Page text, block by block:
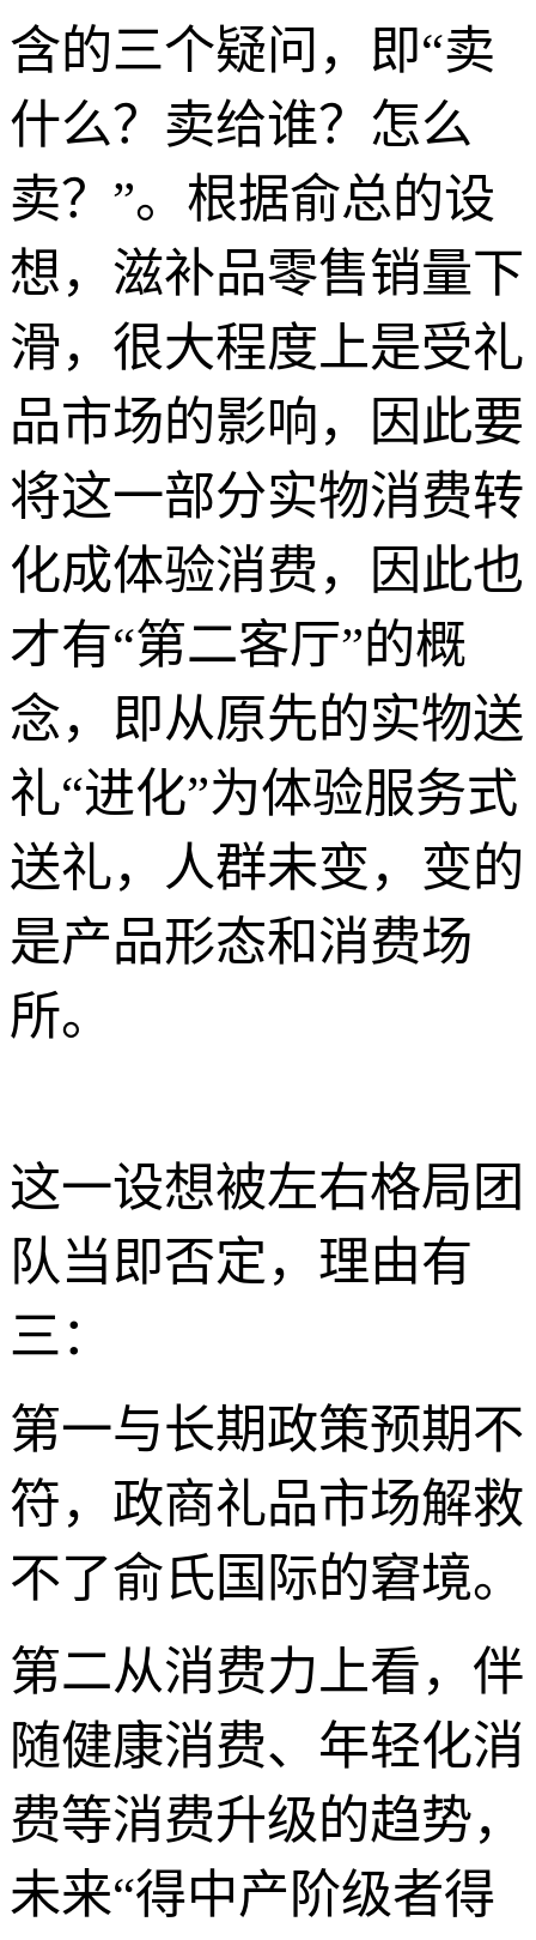
含的三个疑问，即“卖
什么？卖给谁？怎么
卖？”。 根据俞总的设
想，滋补品零售销量下
滑，很大程度上是受礼
品市场的影响，因此要
将这一部分实物消费转
化成体验消费，因此也
才有“第二客厅”的概
念，即从原先的实物送
礼“进化”为体验服务式
送礼，人群未变，变的
是产品形态和消费场
所。
这一设想被左右格局团
队当即否定，理由有
三：
第一与长期政策预期不
符，政商礼品市场解救
不了俞氏国际的窘境。
第二从消费力上看，伴
随健康消费、年轻化消
费等消费升级的趋势，
未来“得中产阶级者得